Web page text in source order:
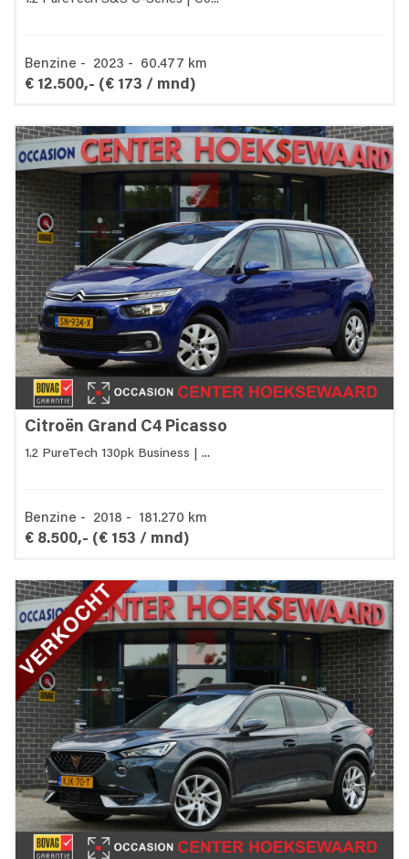
Benzine - 2023 - 60.477 km
€ 12.500,- (€ 173 / mnd)
Citroën Grand C4 Picasso
1.2 PureTech 130pk Business | ...
Benzine - 2018 - 181.270 km
€ 8.500,- (€ 153 / mnd)